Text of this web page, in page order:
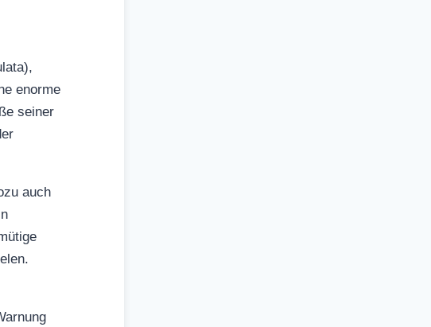
enorme
seiner
auch